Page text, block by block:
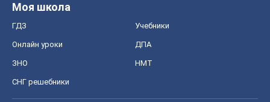
Моя школа
ГДЗ Учебники
Онлайн уроки ДПА
ЗНО НМТ
СНГ решебники